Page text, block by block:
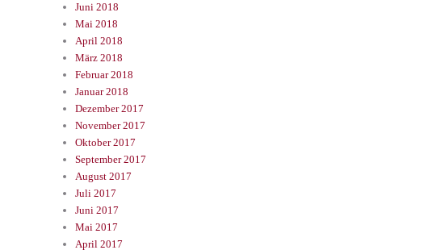
Juni 2018
Mai 2018
April 2018
März 2018
Februar 2018
Januar 2018
Dezember 2017
November 2017
Oktober 2017
September 2017
August 2017
Juli 2017
Juni 2017
Mai 2017
April 2017